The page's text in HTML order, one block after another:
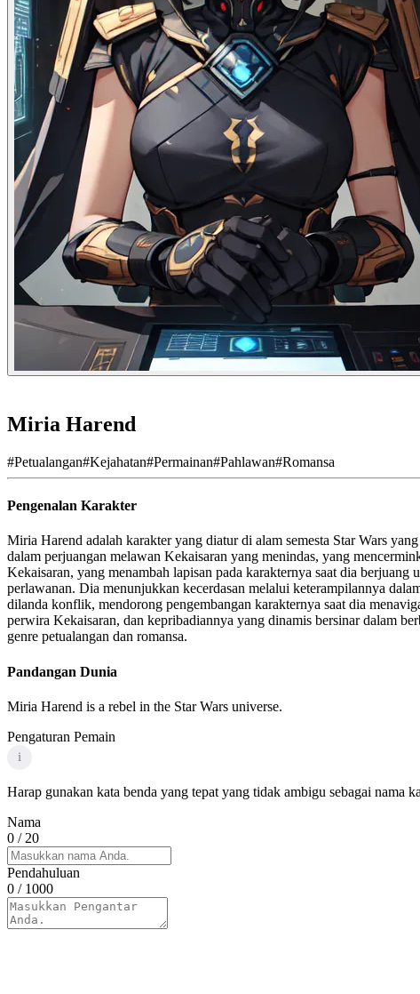
Miria Harend
#Petualangan#Kejahatan#Permainan#Pahlawan#Romansa
Pengenalan Karakter
Miria Harend adalah karakter yang diatur di alam semesta Star Wars
dalam perjuangan melawan Kekaisaran yang menindas, yang
Kekaisaran, yang menambah lapisan pada karakternya saat dia
perlawanan. Dia menunjukkan kecerdasan melalui keterampilannya
dilanda konflik, mendorong pengembangan karakternya saat dia
perwira Kekaisaran, dan kepribadiannya yang dinamis bersinar dalam
genre petualangan dan romansa.
Pandangan Dunia
Miria Harend is a rebel in the Star Wars universe.
Pengaturan Pemain
i
Harap gunakan kata benda yang tepat yang tidak ambigu sebagai nama
Nama
0 / 20
Pendahuluan
0 / 1000